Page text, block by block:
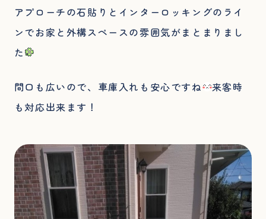
アプローチの石貼りとインターロッキングのライ
ンでお家と外構スペースの雰囲気がまとまりまし
た
間口も広いので、車庫入れも安心ですね
来客時
も対応出来ます！